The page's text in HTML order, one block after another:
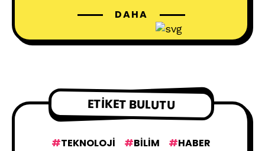
DAHA
ETIKET BULUTU
TEKNOLOJI BILIM
HABER